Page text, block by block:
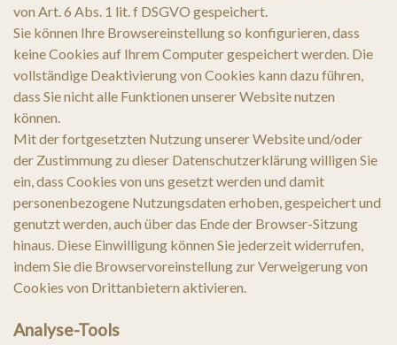
von Art. 6 Abs. 1 lit. f DSGVO gespeichert.
Sie können Ihre Browsereinstellung so konfigurieren, dass
keine Cookies auf Ihrem Computer gespeichert werden. Die
vollständige Deaktivierung von Cookies kann dazu führen,
dass Sie nicht alle Funktionen unserer Website nutzen
können.
Mit der fortgesetzten Nutzung unserer Website und/oder
der Zustimmung zu dieser Datenschutzerklärung willigen Sie
ein, dass Cookies von uns gesetzt werden und damit
personenbezogene Nutzungsdaten erhoben, gespeichert und
genutzt werden, auch über das Ende der Browser-Sitzung
hinaus. Diese Einwilligung können Sie jederzeit widerrufen,
indem Sie die Browservoreinstellung zur Verweigerung von
Cookies von Drittanbietern aktivieren.
Analyse-Tools